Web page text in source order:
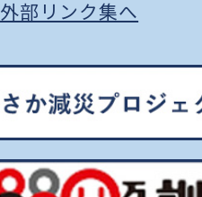
外部リンク集へ